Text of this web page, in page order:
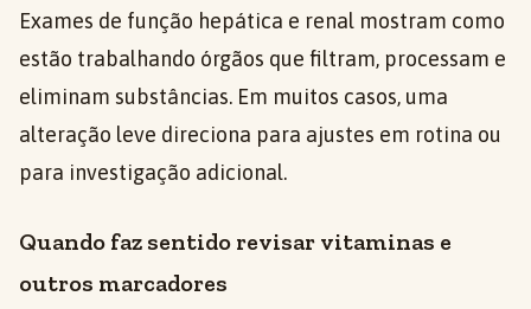
Exames de função hepática e renal mostram como
estão trabalhando órgãos que filtram, processam e
eliminam substâncias. Em muitos casos, uma
alteração leve direciona para ajustes em rotina ou
para investigação adicional.
Quando faz sentido revisar vitaminas e
outros marcadores